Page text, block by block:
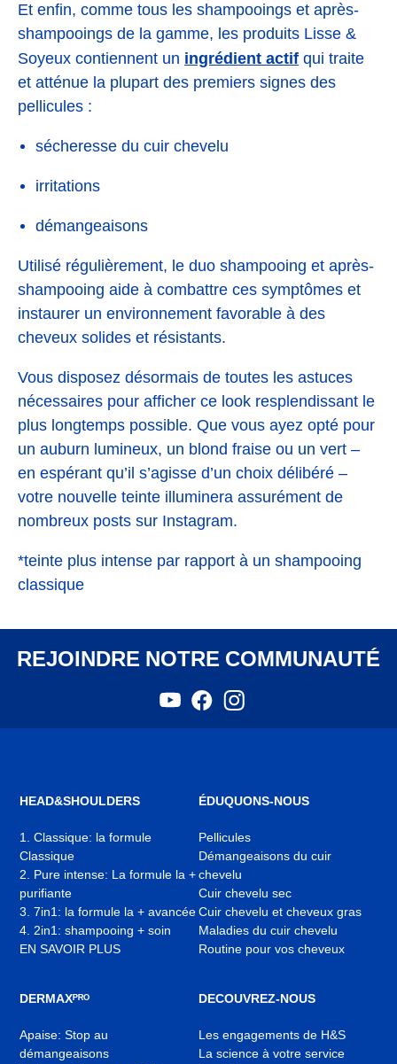
Et enfin, comme tous les shampooings et après-
shampooings de la gamme, les produits Lisse &
Soyeux contiennent un ingrédient actif qui traite
et atténue la plupart des premiers signes des
pellicules :
sécheresse du cuir chevelu
irritations
démangeaisons
Utilisé régulièrement, le duo shampooing et après-
shampooing aide à combattre ces symptômes et
instaurer un environnement favorable à des
cheveux solides et résistants.
Vous disposez désormais de toutes les astuces
nécessaires pour afficher ce look resplendissant le
plus longtemps possible. Que vous ayez opté pour
un auburn lumineux, un blond fraise ou un vert –
en espérant qu’il s’agisse d’un choix délibéré –
votre nouvelle teinte illuminera assurément de
nombreux posts sur Instagram.
*teinte plus intense par rapport à un shampooing
classique
REJOINDRE NOTRE COMMUNAUTÉ
YouTube
s'ouvre
onglet
Facebook
s'ouvre
onglet
s'ouvre
onglet
HEAD&SHOULDERS
1. Classique: la formule
Classique
2. Pure intense: La formule la +
purifiante
3. 7in1: la formule la + avancée
4. 2in1: shampooing + soin
EN SAVOIR PLUS
DERMAXᴾᴿᴼ
Apaise: Stop au
démangeaisons
ÉDUQUONS-NOUS
Pellicules
Démangeaisons du cuir
chevelu
Cuir chevelu sec
Cuir chevelu et cheveux gras
Maladies du cuir chevelu
Routine pour vos cheveux
DECOUVREZ-NOUS
Les engagements de H&S
La science à votre service